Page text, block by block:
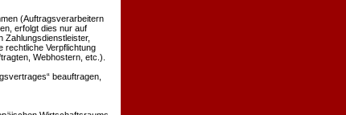
(Auftragsverarbeitern
erfolgt dies nur auf
Zahlungsdienstleister,
rechtliche Verpflichtung
Webhostern, etc.).
beauftragen,